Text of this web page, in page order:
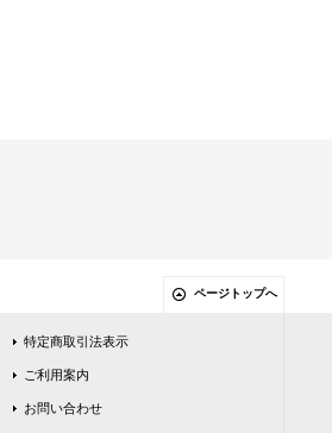
ページトップへ
特定商取引法表示
ご利用案内
お問い合わせ